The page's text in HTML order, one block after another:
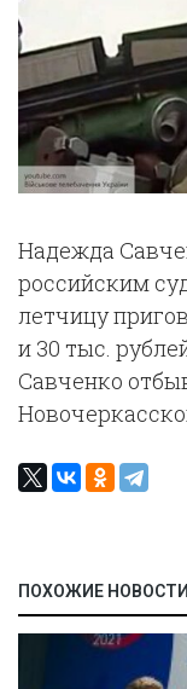
Надежда
российским
летчицу
и 30 тыс.
Савченко
ПОХОЖИЕ НОВОСТИ